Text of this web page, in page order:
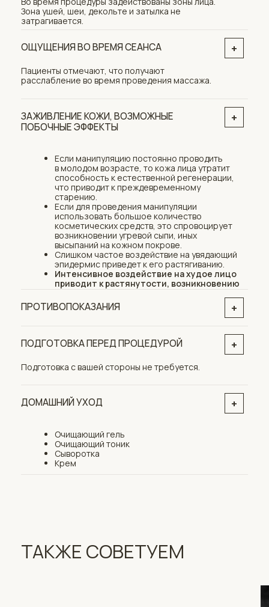
УЗНАТЬ БОЛЬШЕ
Лазерная эпиляция
Лазерная эпиляция является наиболее
популярным методом удаления волос.
УЗНАТЬ БОЛЬШЕ
Обладает выраженными
свойствами от
корректирует
под глазами, тон и цвет
кожи.